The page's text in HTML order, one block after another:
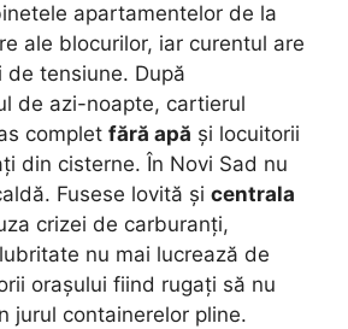
apartamentelor de la
ale blocurilor, iar curentul are
tensiune. După
de azi-noapte, cartierul
complet fără apă și locuitorii
din cisterne. În Novi Sad nu
Fusese lovită și centrala
crizei de carburanți,
nu mai lucrează de
orașului fiind rugați să nu
jurul containerelor pline.